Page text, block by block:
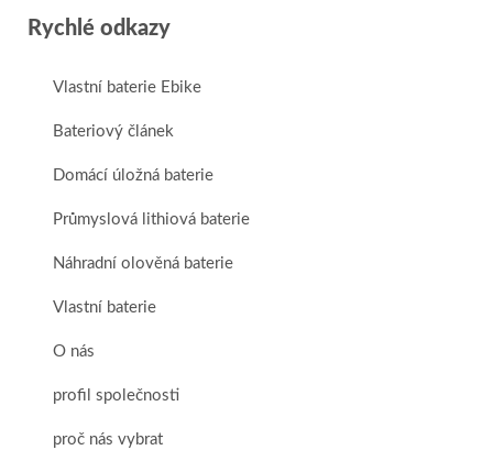
Rychlé odkazy
Vlastní baterie Ebike
Bateriový článek
Domácí úložná baterie
Průmyslová lithiová baterie
Náhradní olověná baterie
Vlastní baterie
O nás
profil společnosti
proč nás vybrat